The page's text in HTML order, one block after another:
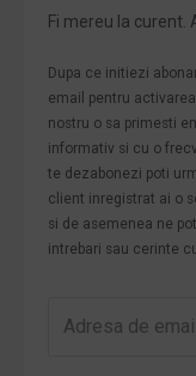
Fi mereu la curent.
Dupa ce initiezi
email pentru
nostru o sa primesti
informativ si cu o
te dezabonezi poti
client inregistrat ai o
si de asemenea ne
intrebari sau cerinte